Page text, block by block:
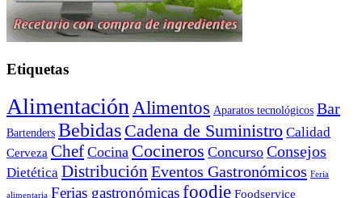
Etiquetas
Alimentación Alimentos Aparatos tecnológicos Bar
Bartenders Bebidas Cadena de Suministro Calidad
Cerveza Chef Cocina Cocineros Concurso Consejos
Dietética Distribución Eventos Gastronómicos Feria
alimentaria Ferias gastronómicasfoodie Foodservice